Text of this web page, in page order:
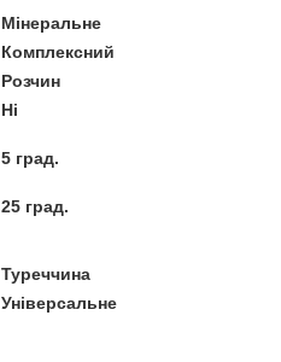
Мінеральне
Комплексний
Розчин
Ні
5 град.
25 град.
Туреччина
Універсальне